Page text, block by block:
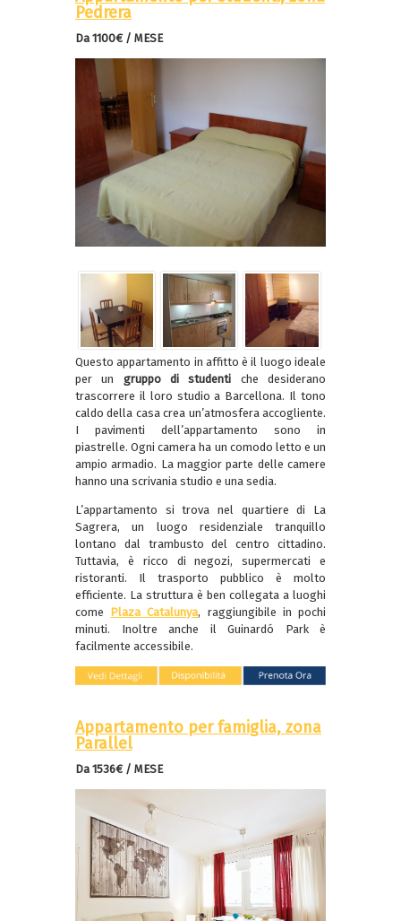
Pedrera
Da 1100€ / MESE
Questo appartamento in affitto è il luogo ideale
per un gruppo di studenti che desiderano
trascorrere il loro studio a Barcellona. Il tono
caldo della casa crea un’atmosfera accogliente.
I pavimenti dell’appartamento sono in
piastrelle. Ogni camera ha un comodo letto e un
ampio armadio. La maggior parte delle camere
hanno una scrivania studio e una sedia.
L’appartamento si trova nel quartiere di La
Sagrera, un luogo residenziale tranquillo
lontano dal trambusto del centro cittadino.
Tuttavia, è ricco di negozi, supermercati e
ristoranti. Il trasporto pubblico è molto
efficiente. La struttura è ben collegata a luoghi
come Plaza Catalunya, raggiungibile in pochi
minuti. Inoltre anche il Guinardó Park è
facilmente accessibile.
Appartamento per famiglia, zona
Parallel
Da 1536€ / MESE